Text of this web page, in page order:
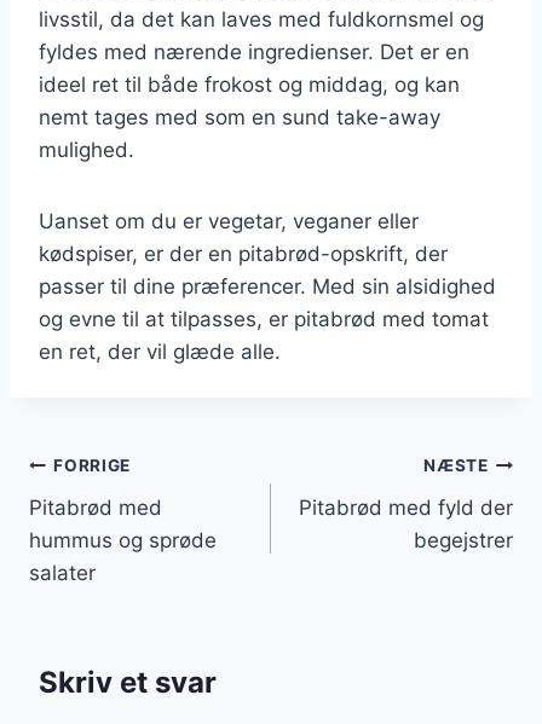
livsstil, da det kan laves med fuldkornsmel og
fyldes med nærende ingredienser. Det er en
ideel ret til både frokost og middag, og kan
nemt tages med som en sund take-away
mulighed.
Uanset om du er vegetar, veganer eller
kødspiser, er der en pitabrød-opskrift, der
passer til dine præferencer. Med sin alsidighed
og evne til at tilpasses, er pitabrød med tomat
en ret, der vil glæde alle.
Indlægsnavigation
FORRIGE
Pitabrød med
hummus og sprøde
salater
NÆSTE
Pitabrød med fyld der
begejstrer
Skriv et svar